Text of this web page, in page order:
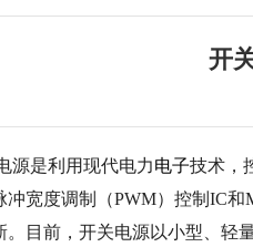
开
源是利用现代电力电子技术，
冲宽度调制（PWM）控制IC
。目前，开关电源以小型、轻